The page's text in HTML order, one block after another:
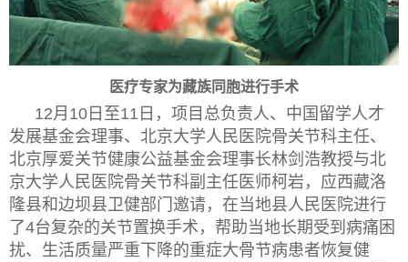
医疗专家为藏族同胞进行手术
12月10日至11日，项目总负责人、中国留学人才
发展基金会理事、北京大学人民医院骨关节科主任、
北京厚爱关节健康公益基金会理事长林剑浩教授与北
京大学人民医院骨关节科副主任医师柯岩，应西藏洛
隆县和边坝县卫健部门邀请，在当地县人民医院进行
了4台复杂的关节置换手术，帮助当地长期受到病痛困
扰、生活质量严重下降的重症大骨节病患者恢复健